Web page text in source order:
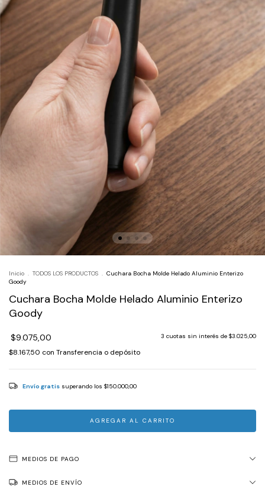
Inicio . TODOS LOS PRODUCTOS . Cuchara Bocha Molde Helado Aluminio Enterizo
Goody
Cuchara Bocha Molde Helado Aluminio Enterizo
Goody
$9.075,00 3 cuotas sin interés de $3.025,00
$8.167,50 con Transferencia o depósito
Envío gratis superando los $150.000,00
MEDIOS DE PAGO
MEDIOS DE ENVÍO